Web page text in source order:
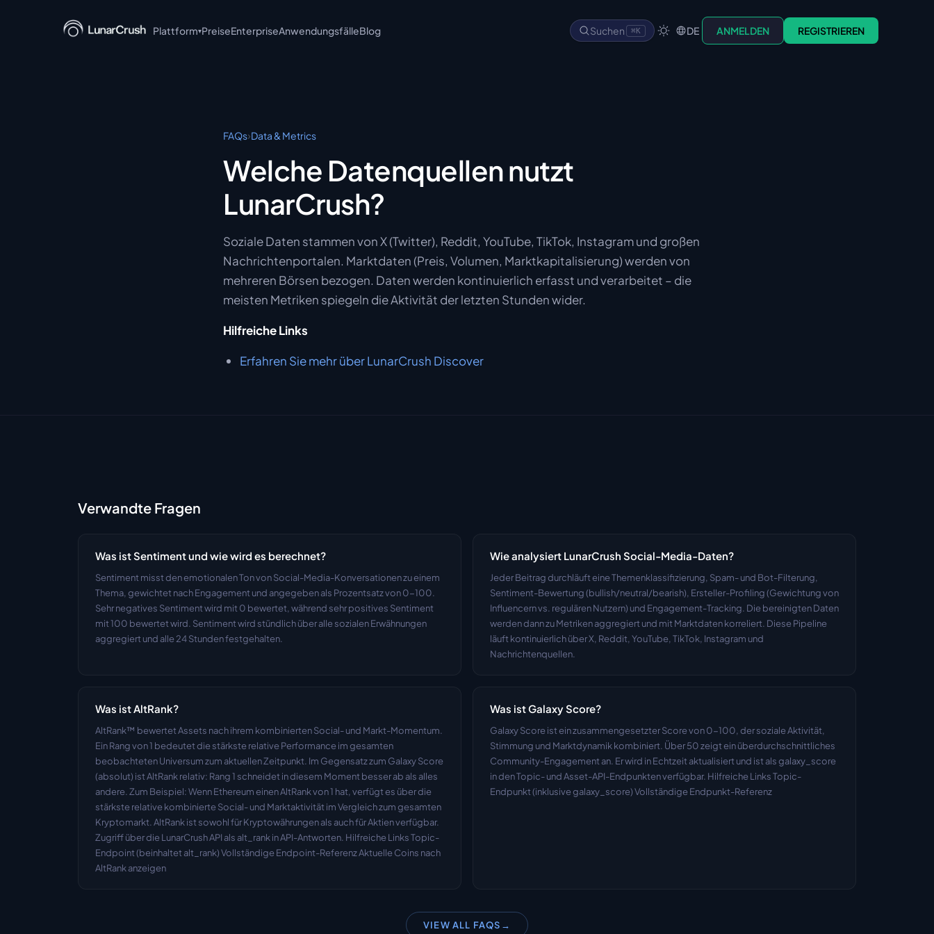
Plattform▾
LunarCrush Discover
LunarCrush Collections
PreiseEnterpriseAnwendungsfälleBlog Suchen ⌘K DE ANMELDEN REGISTRIEREN
FAQs›Data & Metrics
Welche Datenquellen nutzt
LunarCrush?
Soziale Daten stammen von X (Twitter), Reddit, YouTube, TikTok, Instagram und großen
Nachrichtenportalen. Marktdaten (Preis, Volumen, Marktkapitalisierung) werden von
mehreren Börsen bezogen. Daten werden kontinuierlich erfasst und verarbeitet – die
meisten Metriken spiegeln die Aktivität der letzten Stunden wider.
Hilfreiche Links
Erfahren Sie mehr über LunarCrush Discover
Verwandte Fragen
Was ist Sentiment und wie wird es berechnet?
Sentiment misst den emotionalen Ton von Social-Media-Konversationen zu einem
Thema, gewichtet nach Engagement und angegeben als Prozentsatz von 0-100.
Sehr negatives Sentiment wird mit 0 bewertet, während sehr positives Sentiment
mit 100 bewertet wird. Sentiment wird stündlich über alle sozialen Erwähnungen
aggregiert und alle 24 Stunden festgehalten.
Wie analysiert LunarCrush Social-Media-Daten?
Jeder Beitrag durchläuft eine Themenklassifizierung, Spam- und Bot-Filterung,
Sentiment-Bewertung (bullish/neutral/bearish), Ersteller-Profiling (Gewichtung von
Influencern vs. regulären Nutzern) und Engagement-Tracking. Die bereinigten Daten
werden dann zu Metriken aggregiert und mit Marktdaten korreliert. Diese Pipeline
läuft kontinuierlich über X, Reddit, YouTube, TikTok, Instagram und
Nachrichtenquellen.
Was ist AltRank?
AltRank™ bewertet Assets nach ihrem kombinierten Social- und Markt-Momentum.
Ein Rang von 1 bedeutet die stärkste relative Performance im gesamten
beobachteten Universum zum aktuellen Zeitpunkt. Im Gegensatz zum Galaxy Score
(absolut) ist AltRank relativ: Rang 1 schneidet in diesem Moment besser ab als alles
andere. Zum Beispiel: Wenn Ethereum einen AltRank von 1 hat, verfügt es über die
stärkste relative kombinierte Social- und Marktaktivität im Vergleich zum gesamten
Kryptomarkt. AltRank ist sowohl für Kryptowährungen als auch für Aktien verfügbar.
Zugriff über die LunarCrush API als alt_rank in API-Antworten. Hilfreiche Links Topic-
Endpoint (beinhaltet alt_rank) Vollständige Endpoint-Referenz Aktuelle Coins nach
AltRank anzeigen
Was ist Galaxy Score?
Galaxy Score ist ein zusammengesetzter Score von 0-100, der soziale Aktivität,
Stimmung und Marktdynamik kombiniert. Über 50 zeigt ein überdurchschnittliches
Community-Engagement an. Er wird in Echtzeit aktualisiert und ist als galaxy_score
in den Topic- und Asset-API-Endpunkten verfügbar. Hilfreiche Links Topic-
Endpunkt (inklusive galaxy_score) Vollständige Endpunkt-Referenz
VIEW ALL FAQS →